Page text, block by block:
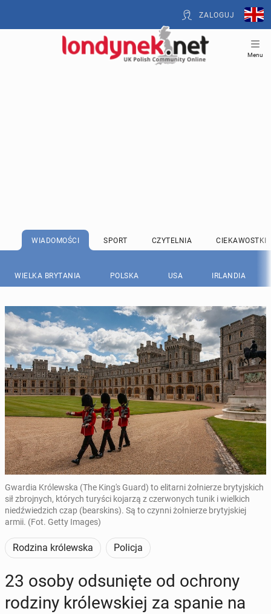
ZALOGUJ
Menu
WIADOMOŚCI SPORT CZYTELNIA CIEKAWOSTKI
WIELKA BRYTANIA POLSKA USA IRLANDIA
Gwardia Królewska (The King's Guard) to elitarni żołnierze brytyjskich
sił zbrojnych, których turyści kojarzą z czerwonych tunik i wielkich
niedźwiedzich czap (bearskins). Są to czynni żołnierze brytyjskiej
armii. (Fot. Getty Images)
Rodzina królewska Policja
23 osoby od­su­nię­te od ochrony
rodziny kró­lew­skiej za spanie na